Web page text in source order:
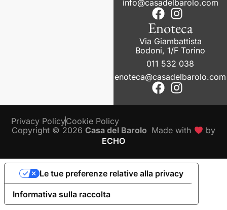
info@casadelbarolo.com
Enoteca
Via Giambattista
Bodoni, 1/F Torino
011 532 038
enoteca@casadelbarolo.com
Copyright © 2026Casa del Barolo Made with
by
ECHO
Privacy PolicyCookie Policy
Informativa sulla raccolta
Le tue preferenze relative alla privacy